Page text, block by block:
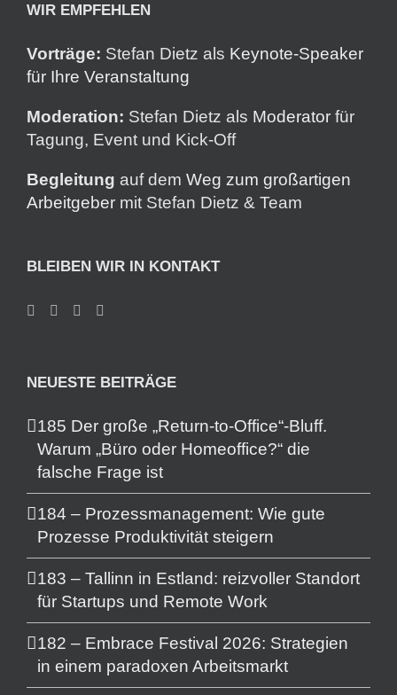
WIR EMPFEHLEN
Vorträge: Stefan Dietz als Keynote-Speaker
für Ihre Veranstaltung
Moderation: Stefan Dietz als Moderator für
Tagung, Event und Kick-Off
Begleitung auf dem Weg zum großartigen
Arbeitgeber mit Stefan Dietz & Team
BLEIBEN WIR IN KONTAKT
NEUESTE BEITRÄGE
185 Der große „Return-to-Office“-Bluff.
Warum „Büro oder Homeoffice?“ die
falsche Frage ist
184 – Prozessmanagement: Wie gute
Prozesse Produktivität steigern
183 – Tallinn in Estland: reizvoller Standort
für Startups und Remote Work
182 – Embrace Festival 2026: Strategien
in einem paradoxen Arbeitsmarkt